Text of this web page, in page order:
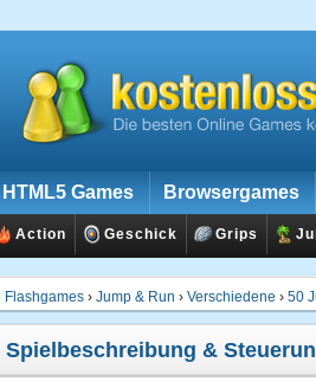
HTML5 Games Browsergames
Action Geschick Grips
Flashgames › Jump & Run › Verschiedene › 50
Spielbeschreibung &